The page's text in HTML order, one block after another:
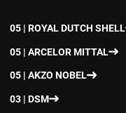
05 | ROYAL DUTCH SHELL
05 | ARCELOR MITTAL
05 | AKZO NOBEL
03 | DSM